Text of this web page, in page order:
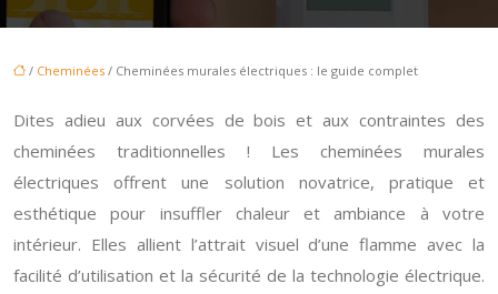
/ Cheminées / Cheminées murales électriques : le guide complet
Dites adieu aux corvées de bois et aux contraintes des
cheminées traditionnelles ! Les cheminées murales
électriques offrent une solution novatrice, pratique et
esthétique pour insuffler chaleur et ambiance à votre
intérieur. Elles allient l’attrait visuel d’une flamme avec la
facilité d’utilisation et la sécurité de la technologie électrique.